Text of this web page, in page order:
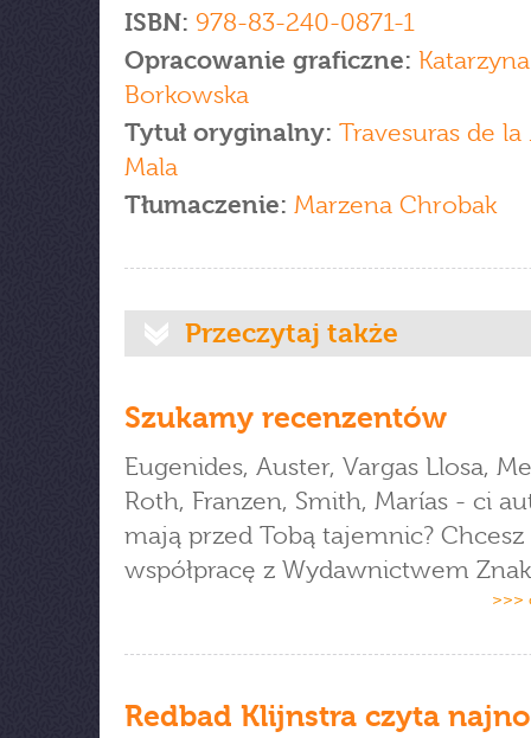
ISBN: 978-83-240-0871-1
Opracowanie graficzne: Katarzyna
Borkowska
Tytuł oryginalny: Travesuras de la
Mala
Tłumaczenie: Marzena Chrobak
Przeczytaj także
Szukamy recenzentów
Eugenides, Auster, Vargas Llosa,
Roth, Franzen, Smith, Marías - ci
mają przed Tobą tajemnic?
współpracę z Wydawnictwem
>>>
Redbad Klijnstra czyta